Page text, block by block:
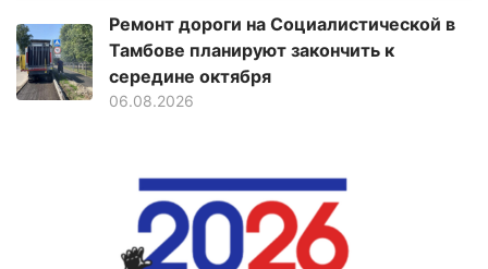
Ремонт дороги на Социалистической в
Тамбове планируют закончить к
середине октября
06.08.2026